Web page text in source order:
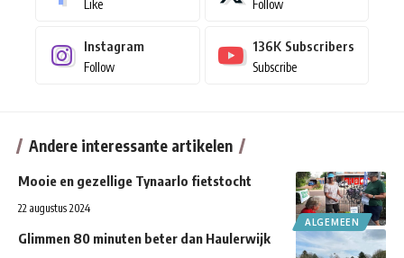
Like Follow
Instagram
Follow
136K Subscribers
Subscribe
Andere interessante artikelen
ALGEMEEN
Mooie en gezellige Tynaarlo fietstocht
22 augustus 2024
Glimmen 80 minuten beter dan Haulerwijk